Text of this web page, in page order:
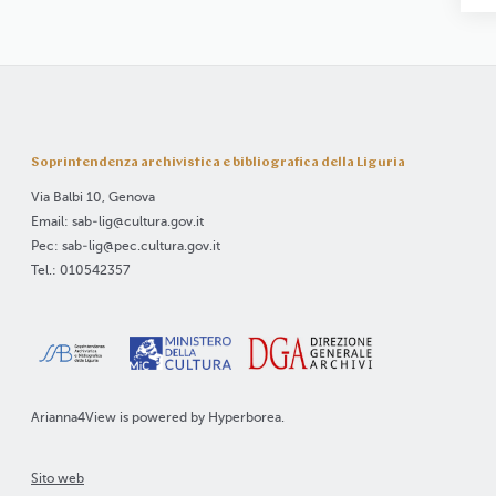
Soprintendenza archivistica e bibliografica della Liguria
Via Balbi 10, Genova
Email: sab-lig@cultura.gov.it
Pec: sab-lig@pec.cultura.gov.it
Tel.: 010542357
Arianna4View is powered by Hyperborea.
Sito web